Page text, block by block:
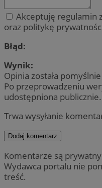
Akceptuję regulamin
oraz politykę
Błąd:
Wynik:
Opinia została
Po przeprowadzeniu
udostępniona publicznie.
Trwa wysyłanie
Dodaj komentarz
Komentarze są
Wydawca portalu nie
treść.